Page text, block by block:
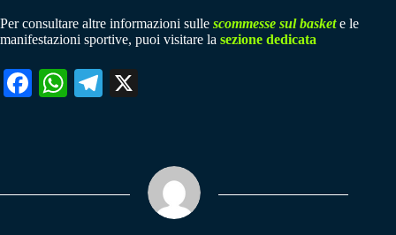
Per consultare altre informazioni sulle scommesse sul baskete le
manifestazioni sportive, puoi visitare la sezione dedicata
Fa W
pp
Te
m